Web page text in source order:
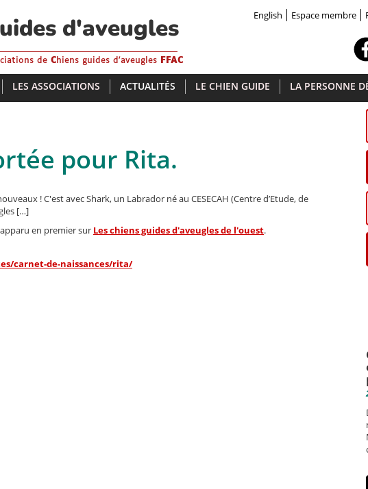
d'aveugles
de Chiens guides d'aveugles FFAC
English Espace membre
LES ASSOCIATIONS ACTUALITÉS LE CHIEN GUIDE LA PERSONNE
pour Rita.
! C'est avec Shark, un Labrador né au CESECAH (Centre d’Etude, de
[…]
en premier sur Les chiens guides d'aveugles de l'ouest.
carnet-de-naissances/rita/